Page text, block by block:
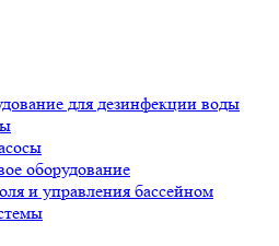
для дезинфекции воды
оборудование
и управления бассейном